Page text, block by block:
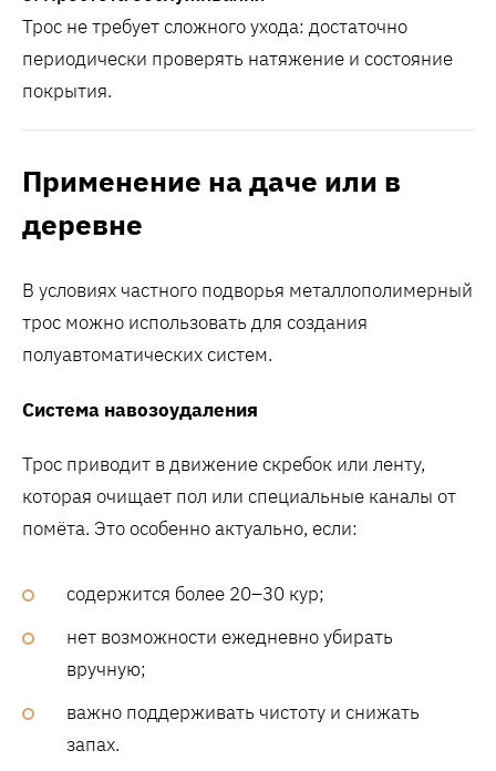
Трос не требует сложного ухода: достаточно
периодически проверять натяжение и состояние
покрытия.
Применение на даче или в
деревне
В условиях частного подворья металлополимерный
трос можно использовать для создания
полуавтоматических систем.
Система навозоудаления
Трос приводит в движение скребок или ленту,
которая очищает пол или специальные каналы от
помёта. Это особенно актуально, если:
содержится более 20–30 кур;
нет возможности ежедневно убирать
вручную;
важно поддерживать чистоту и снижать
запах.